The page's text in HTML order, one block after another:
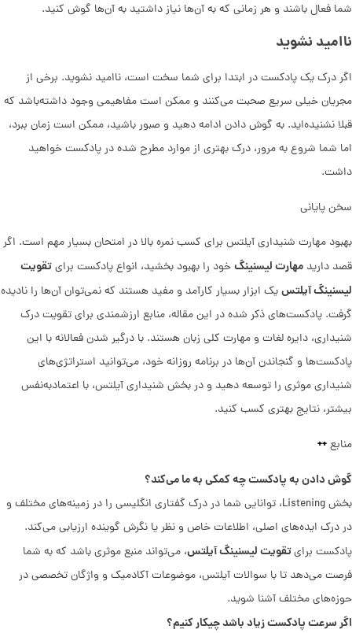
شما فعال باشند و هر زمانی که به آن‌ها نیاز داشتید به آن‌ها گوش کنید.
ناامید نشوید
اگر درک یک پادکست در ابتدا برای شما سخت است، ناامید نشوید. برخی از
مجریان خیلی سریع صحبت می‌کنند و ممکن است مفاهیمی وجود داشته‌باشد که
قبلا نشنیده‌اید. به گوش دادن ادامه دهید و صبور باشید، ممکن است زمان ببرد،
اما شما شروع به مرور، درک بهتری از موارد مطرح شده در پادکست خواهید
داشت.
سخن پایانی
بهبود مهارت شنیداری آیلتس برای کسب نمره بالا در امتحان بسیار مهم است. اگر
قصد دارید مهارت لیسنینگخود را بهبود بخشید، انواع پادکست برایتقویت
لیسنینگ آیلتسیک ابزار بسیار کارآمد و مفید هستند که نمی‌توان آن‌ها را نادیده
گرفت. پادکست‌های ذکر شده در این مقاله، منابع ارزشمندی برای تقویت درک
شنیداری، دایره لغات و مهارت کلی زبان هستند. با درگیر شدن فعالانه با این
پادکست‌ها و گنجاندن آن‌ها در برنامه روزانه خود، می‌توانید استراتژی‌های
شنیداری موثری را توسعه دهید و در بخش شنیداری آیلتس، با اعتمادبه‌نفس
بیشتر، نتایج بهتری کسب کنید.
منابع++
گوش دادن به پادکست چه کمکی به ما می‌کند؟
بخش Listening، توانایی شما در درک گفتاری انگلیسی را در زمینه‌های مختلف و
در درک ایده‌های اصلی، اطلاعات خاص و نظر یا نگرش گوینده ارزیابی می‌کند.
پادکست برایتقویت لیسنینگ آیلتس، می‌تواند منبع موثری باشد که به شما
فرصت می‌دهد تا با سوالات آیلتس، موضوعات آکادمیک و واژگان تخصصی در
حوزه‌های مختلف آشنا شوید.
اگر سرعت پادکست زیاد باشد چیکار کنیم؟